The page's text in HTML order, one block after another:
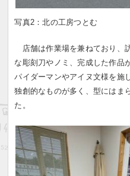
写真2：北の工房つとむ
店舗は作業場を兼ねており、
な彫刻刀やノミ、完成した作品
パイダーマンやアイヌ文様を施
独創的なものが多く、型にはま
た。